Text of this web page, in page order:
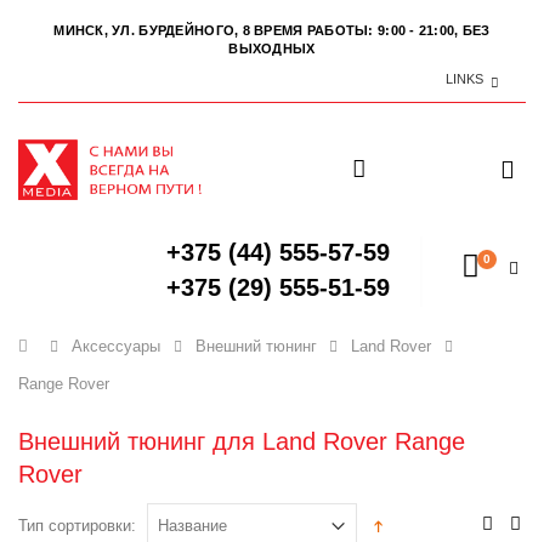
МИНСК, УЛ. БУРДЕЙНОГО, 8 ВРЕМЯ РАБОТЫ: 9:00 - 21:00, БЕЗ
ВЫХОДНЫХ
LINKS
+375 (44) 555-57-59
+375 (29) 555-51-59
0
Главная
Аксессуары Внешний тюнинг Land Rover
Range Rover
Внешний тюнинг для Land Rover Range
Rover
Тип сортировки: